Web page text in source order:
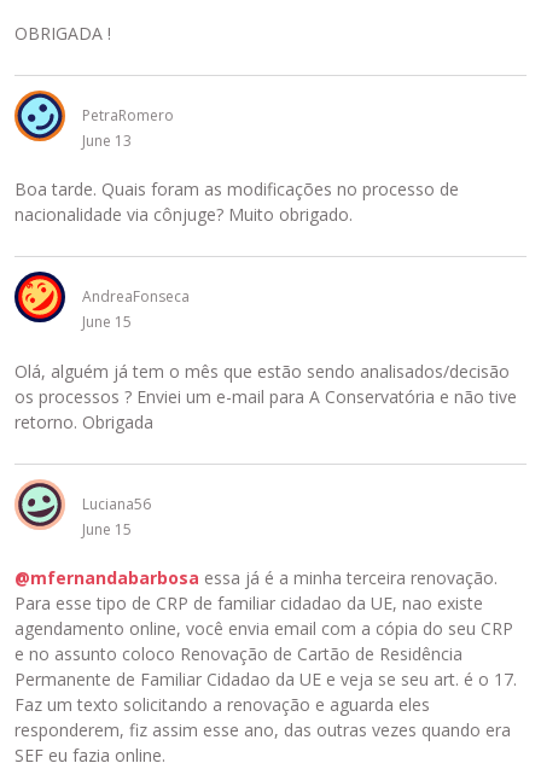
OBRIGADA !
PetraRomero
June 13
Boa tarde. Quais foram as modificações no processo de
nacionalidade via cônjuge? Muito obrigado.
AndreaFonseca
June 15
Olá, alguém já tem o mês que estão sendo analisados/decisão
os processos ? Enviei um e-mail para A Conservatória e não tive
retorno. Obrigada
Luciana56
June 15
@mfernandabarbosa essa já é a minha terceira renovação.
Para esse tipo de CRP de familiar cidadao da UE, nao existe
agendamento online, você envia email com a cópia do seu CRP
e no assunto coloco Renovação de Cartão de Residência
Permanente de Familiar Cidadao da UE e veja se seu art. é o 17.
Faz um texto solicitando a renovação e aguarda eles
responderem, fiz assim esse ano, das outras vezes quando era
SEF eu fazia online.